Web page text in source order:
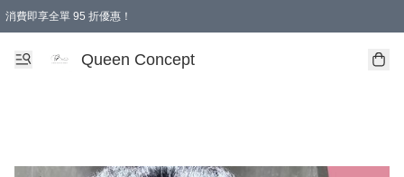
消費即享全單 95 折優惠！
Queen Concept